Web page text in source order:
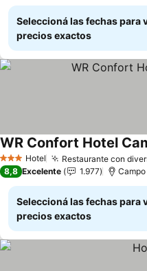
Seleccioná las fechas para
precios exactos
3 Estrellas
Hotel Restaurante con
WR Confort Hotel
8,8 Excelente 1.977
Seleccioná las fechas para
precios exactos